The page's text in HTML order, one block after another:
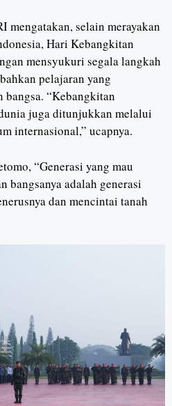
selain merayakan
Hari Kebangkitan
mensyukuri segala langkah
pelajaran yang
“Kebangkitan
juga ditunjukkan melalui
internasional,” ucapnya.
“Generasi yang mau
bangsanya adalah generasi
dan mencintai tanah